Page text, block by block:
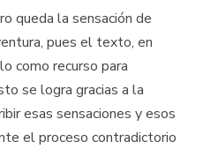
queda la sensación de
pues el texto, en
como recurso para
se logra gracias a la
esas sensaciones y esos
el proceso contradictorio